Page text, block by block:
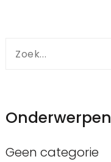
Zoek
Onderwerpen
Geen categorie